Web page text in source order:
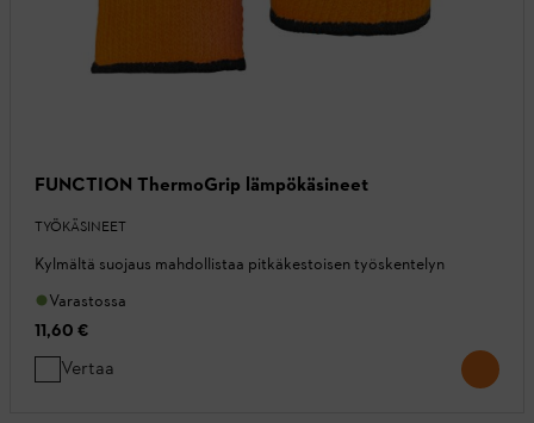
FUNCTION ThermoGrip lämpökäsineet
TYÖKÄSINEET
Kylmältä suojaus mahdollistaa pitkäkestoisen työskentelyn
Varastossa
11,60 €
Vertaa